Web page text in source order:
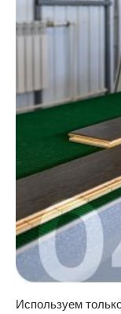
Используем